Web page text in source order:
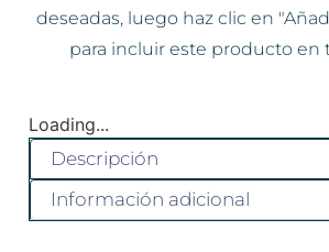
deseadas, luego haz clic en
para incluir este producto en
Loading...
Descripción
Información adicional